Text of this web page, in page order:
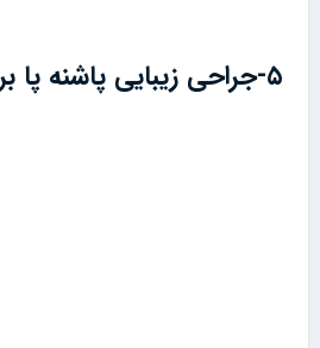
۵-جراحی زیبایی پاشنه پا برای قد بلند